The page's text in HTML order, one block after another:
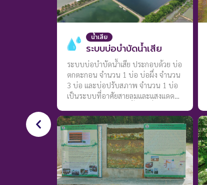
น้ำเสีย
ระบบบ่อบำบัดน้ำเสีย
ระบบบ่อบำบัดน้ำเสีย ประกอบด้วย บ่อ
ตกตะกอน จำนวน 1 บ่อ บ่อผึ่ง จำนวน
3 บ่อ และบ่อปรับสภาพ จำนวน 1 บ่อ
เป็นระบบที่อาศัยสายลมและแสงแดด
เกิดแพลงก์ตอนพืช และสาหร่ายสีเขียว
ที่ช่วยเพิ่มออกซิเจนในน้ำเสีย เพื่อเพิ่ม
ประสิทธิภาพการย่อยสลายของสาร
อินทรีย์ด้วยจุลินทรีย์ ระบบดังกล่าวใน
แต่ละบ่อใช้เวลากักพัก 7 วัน โดยในบ่อ
บำบัดน้ำเสียจะต้องควบคุมจำนวนแพ
ลงก์ตอนพืชและสาหร่ายสีเขียวขนาด